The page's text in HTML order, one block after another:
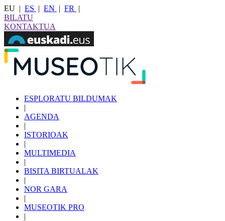
EU | ES | EN | FR
|
BILATU
KONTAKTUA
ESPLORATU BILDUMAK
|
AGENDA
|
ISTORIOAK
|
MULTIMEDIA
|
BISITA BIRTUALAK
|
NOR GARA
|
MUSEOTIK PRO
|